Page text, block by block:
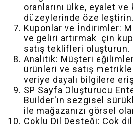
oranlarını ülke, eyalet ve
düzeylerinde özelleştirin.
Kuponlar ve İndirimler:
ve geliri artırmak için
satış teklifleri oluşturun.
Analitik: Müşteri
ürünleri ve satış
veriye dayalı bilgilere
SP Sayfa Oluşturucu
Builder'ın sezgisel
ile mağazanızı görsel
Çoklu Dil Desteği: Çok